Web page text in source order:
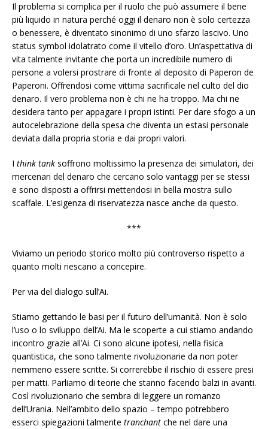
Il problema si complica per il ruolo che può assumere il bene
più liquido in natura perché oggi il denaro non è solo certezza
o benessere, è diventato sinonimo di uno sfarzo lascivo. Uno
status symbol idolatrato come il vitello d’oro. Un’aspettativa di
vita talmente invitante che porta un incredibile numero di
persone a volersi prostrare di fronte al deposito di Paperon de
Paperoni. Offrendosi come vittima sacrificale nel culto del dio
denaro. Il vero problema non è chi ne ha troppo. Ma chi ne
desidera tanto per appagare i propri istinti. Per dare sfogo a un
autocelebrazione della spesa che diventa un estasi personale
deviata dalla propria storia e dai propri valori.
I think tank soffrono moltissimo la presenza dei simulatori, dei
mercenari del denaro che cercano solo vantaggi per se stessi
e sono disposti a offrirsi mettendosi in bella mostra sullo
scaffale. L’esigenza di riservatezza nasce anche da questo.
***
Viviamo un periodo storico molto più controverso rispetto a
quanto molti riescano a concepire.
Per via del dialogo sull’Ai.
Stiamo gettando le basi per il futuro dell’umanità. Non è solo
l’uso o lo sviluppo dell’Ai. Ma le scoperte a cui stiamo andando
incontro grazie all’Ai. Ci sono alcune ipotesi, nella fisica
quantistica, che sono talmente rivoluzionarie da non poter
nemmeno essere scritte. Si correrebbe il rischio di essere presi
per matti. Parliamo di teorie che stanno facendo balzi in avanti.
Così rivoluzionario che sembra di leggere un romanzo
dell’Urania. Nell’ambito dello spazio – tempo potrebbero
esserci spiegazioni talmente tranchant che nel dare una